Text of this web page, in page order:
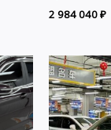
2 984 040₽